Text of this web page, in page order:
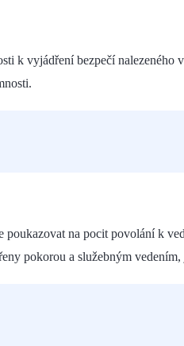
k vyjádření bezpečí nalezeného
na pocit povolání k
pokorou a služebným